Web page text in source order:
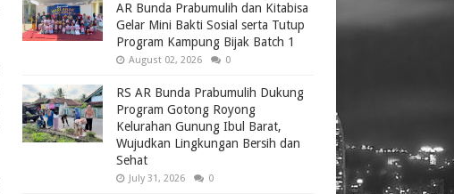
AR Bunda Prabumulih dan Kitabisa
Gelar Mini Bakti Sosial serta Tutup
Program Kampung Bijak Batch 1
August 02, 2026 0
RS AR Bunda Prabumulih Dukung
Program Gotong Royong
Kelurahan Gunung Ibul Barat,
Wujudkan Lingkungan Bersih dan
Sehat
July 31, 2026 0